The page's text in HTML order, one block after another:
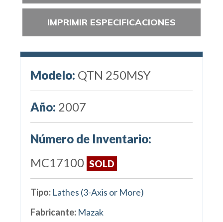
IMPRIMIR ESPECIFICACIONES
Modelo: QTN 250MSY
Año: 2007
Número de Inventario:
MC17100 SOLD
Tipo: Lathes (3-Axis or More)
Fabricante: Mazak